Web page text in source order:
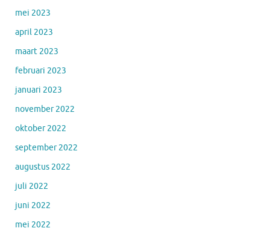
mei 2023
april 2023
maart 2023
februari 2023
januari 2023
november 2022
oktober 2022
september 2022
augustus 2022
juli 2022
juni 2022
mei 2022